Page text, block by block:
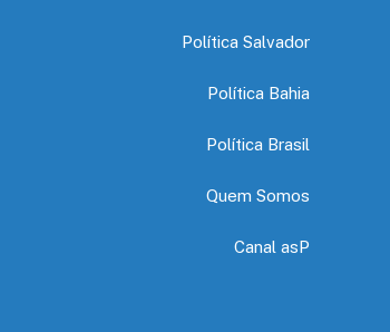
Política Salvador
Política Bahia
Política Brasil
Quem Somos
Canal asP